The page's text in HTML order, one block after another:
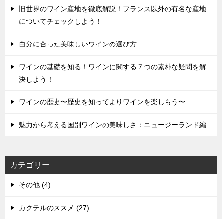
旧世界のワイン産地を徹底解説！フランス以外の有名な産地
についてチェックしよう！
自分に合った美味しいワインの選び方
ワインの基礎を知る！ワインに関する７つの素朴な疑問を解
決しよう！
ワインの歴史〜歴史を知ってよりワインを楽しもう〜
魅力から考える国別ワインの美味しさ：ニュージーランド編
カテゴリー
その他 (4)
カクテルのススメ (27)